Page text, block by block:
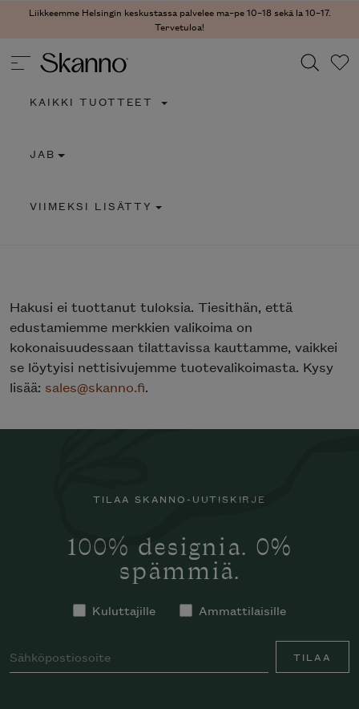
Liikkeemme Helsingin keskustassa palvelee ma–pe 10–18 sekä la 10–17.
Tervetuloa!
Type 2 or more characters for results.
KAIKKI TUOTTEET
JAB
VIIMEKSI LISÄTTY
Hakusi ei tuottanut tuloksia. Tiesithän, että
edustamiemme merkkien valikoima on
kokonaisuudessaan tilattavissa kauttamme, vaikkei
se löytyisi nettisivujemme tuotevalikoimasta. Kysy
lisää: sales@skanno.fi.
TILAA SKANNO-UUTISKIRJE
100% designia. 0%
spämmiä.
Kuluttajille Ammattilaisille
TILAA